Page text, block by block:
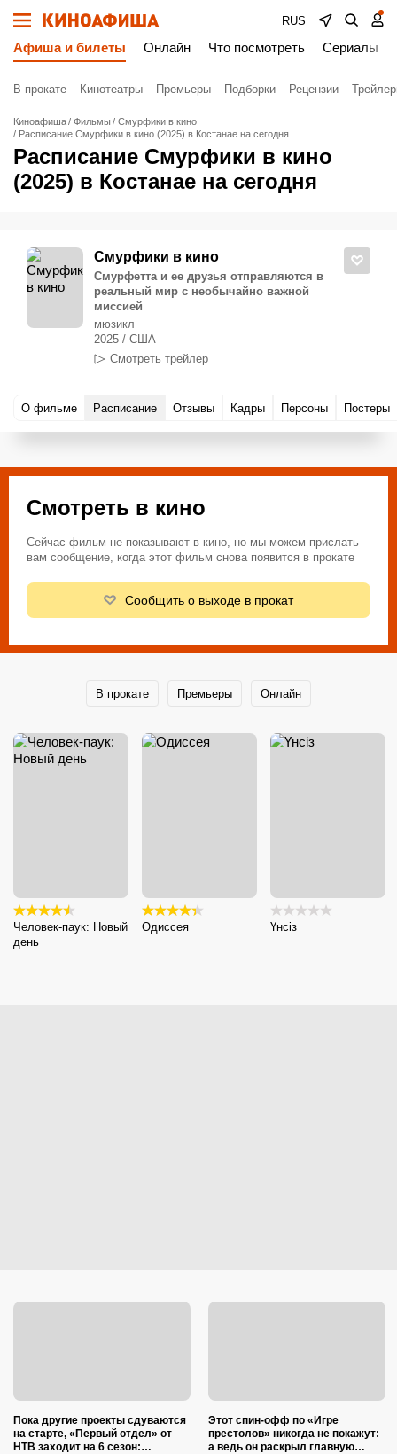
RUS
Афиша и билеты Онлайн Что посмотреть Сериалы
В прокате Кинотеатры Премьеры Подборки Рецензии
Киноафиша Фильмы
Смурфики в кино
Расписание Смурфики в кино (2025) в Костанае на сегодня
Расписание Смурфики в кино
(2025) в Костанае на сегодня
Смурфики в кино
Смурфетта и ее друзья отправляются в
реальный мир с необычайно важной
миссией
мюзикл
2025 / США
Смотреть трейлер
О фильме Расписание Отзывы Кадры Персоны Постеры
Смотреть в кино
Сейчас фильм не показывают в кино, но мы можем прислать
вам сообщение, когда этот фильм снова появится в прокате
Сообщить о выходе в прокат
В прокате Премьеры Онлайн
Человек-паук: Новый
день
Одиссея Үнсіз
Пока другие проекты сдуваются
на старте, «Первый отдел» от
НТВ заходит на 6 сезон:
Этот спин-офф по «Игре
престолов» никогда не покажут:
а ведь он раскрыл главную